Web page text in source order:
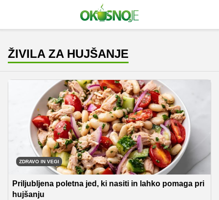
ŽIVILA ZA HUJŠANJE
ZDRAVO IN VEGI
Priljubljena poletna jed, ki nasiti in lahko pomaga pri
hujšanju